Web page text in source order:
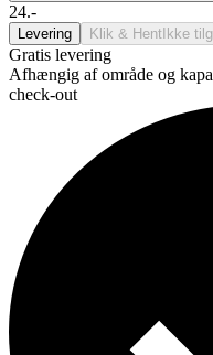
24.-
Levering Klik & Hent Ikke
Gratis levering
Afhængig af område og
check-out